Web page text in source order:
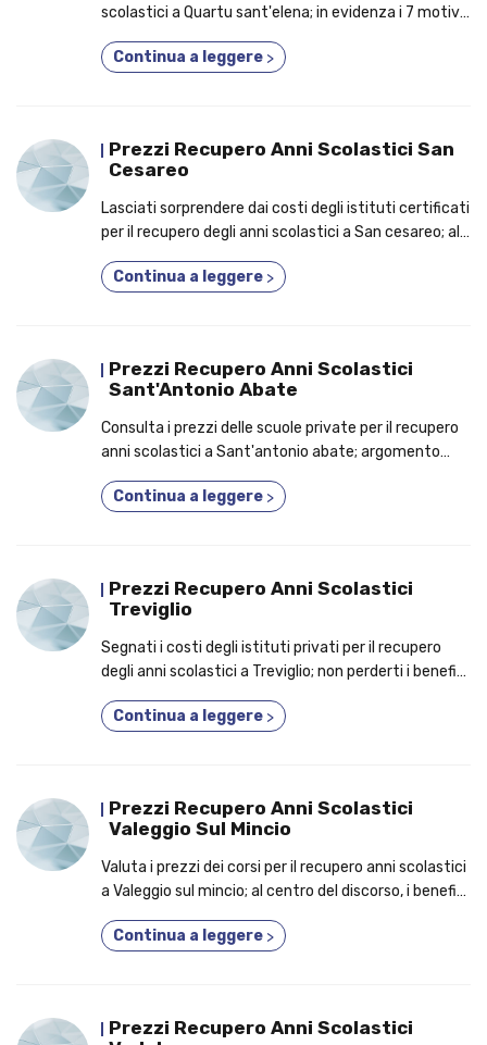
scolastici a Quartu sant'elena; in evidenza i 7 motivi
Continua a leggere >
Prezzi Recupero Anni Scolastici San
Cesareo
Lasciati sorprendere dai costi degli istituti certificati
per il recupero degli anni scolastici a San cesareo; al
dovresti partecipare a un corso anche se lavori!
Continua a leggere >
Prezzi Recupero Anni Scolastici
Sant'Antonio Abate
Consulta i prezzi delle scuole private per il recupero
anni scolastici a Sant'antonio abate; argomento
corso 2 o 3 anni in uno!
Continua a leggere >
Prezzi Recupero Anni Scolastici
Treviglio
Segnati i costi degli istituti privati per il recupero
degli anni scolastici a Treviglio; non perderti i benefici
Continua a leggere >
Prezzi Recupero Anni Scolastici
Valeggio Sul Mincio
Valuta i prezzi dei corsi per il recupero anni scolastici
a Valeggio sul mincio; al centro del discorso, i benefici
Continua a leggere >
Prezzi Recupero Anni Scolastici